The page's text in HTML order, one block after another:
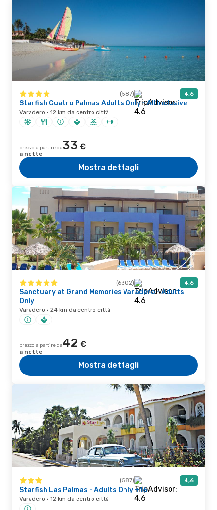
(587) 4,6
Starfish Cuatro Palmas Adults Only - All Inclusive
Varadero · 12 km da centro città
prezzo a partire da33 €
a notte
Mostra dettagli
(6302) 4,6
Sanctuary at Grand Memories Varadero - Adults
Only
Varadero · 24 km da centro città
prezzo a partire da42 €
a notte
Mostra dettagli
(587) 4,6
Starfish Las Palmas - Adults Only +16
Varadero · 12 km da centro città